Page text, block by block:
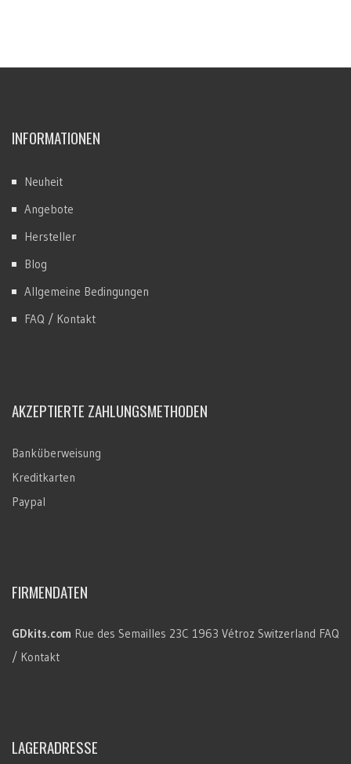
INFORMATIONEN
Neuheit
Angebote
Hersteller
Blog
Allgemeine Bedingungen
FAQ / Kontakt
AKZEPTIERTE ZAHLUNGSMETHODEN
Banküberweisung
Kreditkarten
Paypal
FIRMENDATEN
GDkits.com Rue des Semailles 23C 1963 Vétroz Switzerland FAQ
/ Kontakt
LAGERADRESSE